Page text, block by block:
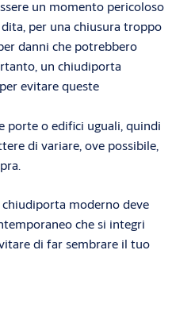
un momento pericoloso
per una chiusura troppo
danni che potrebbero
un chiudiporta
evitare queste
porte o edifici uguali, quindi
di variare, ove possibile,
moderno deve
che si integri
di far sembrare il tuo